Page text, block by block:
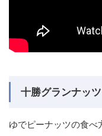
十勝グランナッツ
ゆでピーナッツの食べ